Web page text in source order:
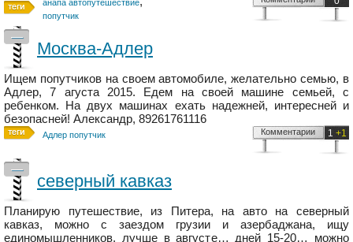
анапа автопутешествие
попутчик
—
Москва-Адлер
Ищем попутчиков на своем автомобиле, желательно семью, в
Адлер, 7 агуста 2015. Едем на своей машине семьей, с
ребенком. На двух машинах ехать надежней, интересней и
безопасней! Александр, 89261761116
Адлер попутчик 1 +1
Комментарии
—
северный кавказ
Планирую путешествие, из Питера, на авто на северный
кавказ, можно с заездом грузии и азербаджана, ищу
единомышленников, лучше в августе… дней 15-20… можно